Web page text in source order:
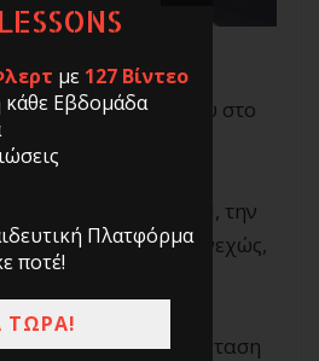
της πορείας μου στο
συγκεκριμένου
πάει πολύ καλά.
ας την πούμε Μ, την
σε κάποιο μπαρ συνεχώς,
μεταξύ μας, μια ένταση
LESSONS
με 127 Βίντεο
κάθε Εβδομάδα
Πλατφόρμα
ποτέ!
ΤΩΡΑ!